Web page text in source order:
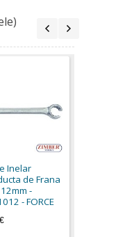
Inelar
de Frana
-
- FORCE